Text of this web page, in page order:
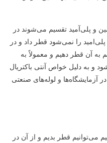
و پلی‌آمید تقسیم می‌شوند در
را نمی‌شود قطر داد و در
می‌توانیم به آن قطر دهیم و معمولاً به
و به دلیل خواص آنتی باکتریال
آزمایشگاه‌ها و لوله‌های صنعتی
می‌توانیم قطر بدیم و از آن در